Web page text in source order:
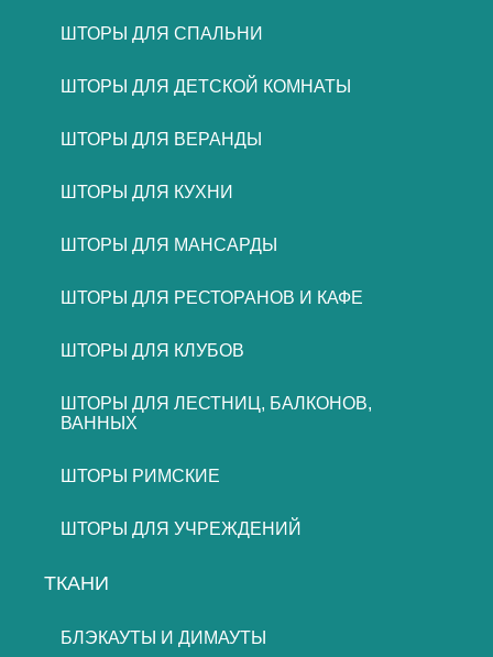
ШТОРЫ ДЛЯ СПАЛЬНИ
ШТОРЫ ДЛЯ ДЕТСКОЙ КОМНАТЫ
ШТОРЫ ДЛЯ ВЕРАНДЫ
ШТОРЫ ДЛЯ КУХНИ
ШТОРЫ ДЛЯ МАНСАРДЫ
ШТОРЫ ДЛЯ РЕСТОРАНОВ И КАФЕ
ШТОРЫ ДЛЯ КЛУБОВ
ШТОРЫ ДЛЯ ЛЕСТНИЦ, БАЛКОНОВ,
ВАННЫХ
ШТОРЫ РИМСКИЕ
ШТОРЫ ДЛЯ УЧРЕЖДЕНИЙ
ТКАНИ
БЛЭКАУТЫ И ДИМАУТЫ